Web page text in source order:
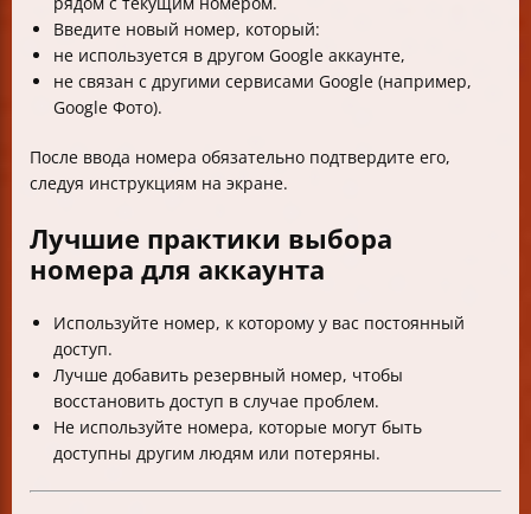
Введите новый номер, который:
не используется в другом Google аккаунте,
не связан с другими сервисами Google (например,
Google Фото).
После ввода номера обязательно подтвердите его,
следуя инструкциям на экране.
Лучшие практики выбора
номера для аккаунта
Используйте номер, к которому у вас постоянный
доступ.
Лучше добавить резервный номер, чтобы
восстановить доступ в случае проблем.
Не используйте номера, которые могут быть
доступны другим людям или потеряны.